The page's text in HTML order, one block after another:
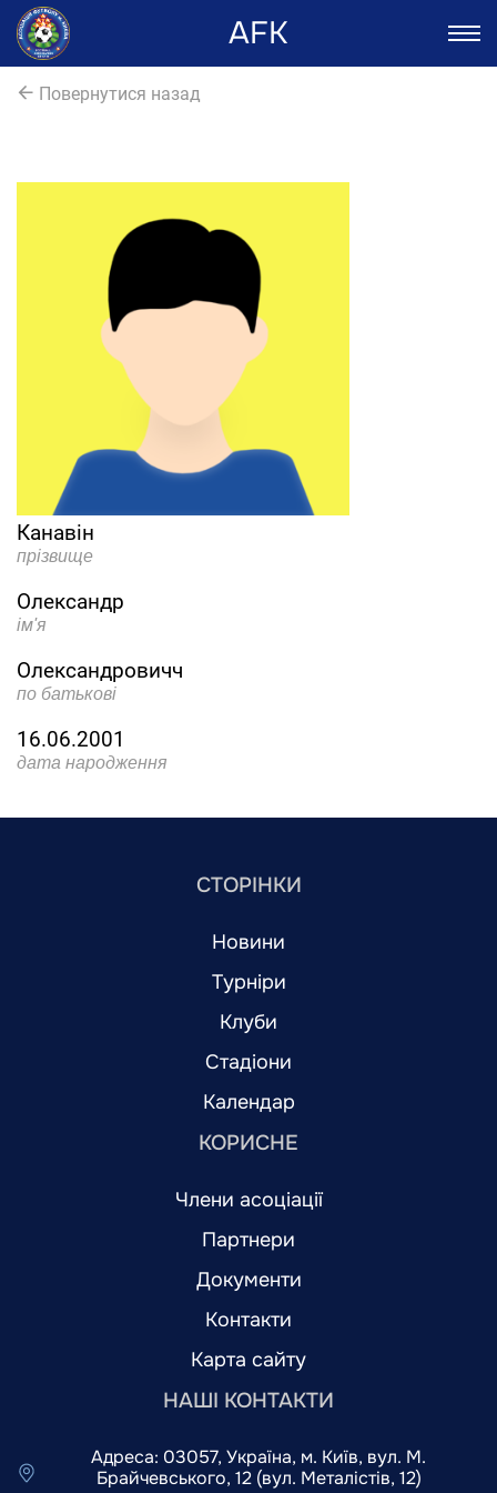
AFK
Повернутися назад
Канавін
прізвище
Олександр
ім'я
Олександровичч
по батькові
16.06.2001
дата народження
СТОРІНКИ
Новини
Турніри
Клуби
Стадіони
Календар
КОРИСНЕ
Члени асоціації
Партнери
Документи
Контакти
Карта сайту
НАШІ КОНТАКТИ
Адреса: 03057, Україна, м. Київ, вул. М.
Брайчевського, 12 (вул. Металістів, 12)